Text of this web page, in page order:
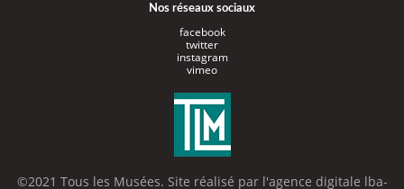
Nos réseaux sociaux
facebook
twitter
instagram
vimeo
©2021 Tous les Musées. Site réalisé par l'agence digitale lba-